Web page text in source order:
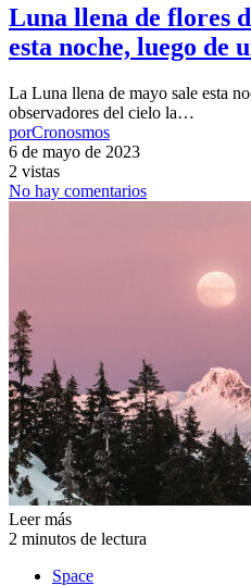
Luna llena de flores
esta noche, luego de
La Luna llena de mayo sale esta
observadores del cielo la…
porCronosmos
6 de mayo de 2023
2 vistas
No hay comentarios
Leer más
2 minutos de lectura
Space